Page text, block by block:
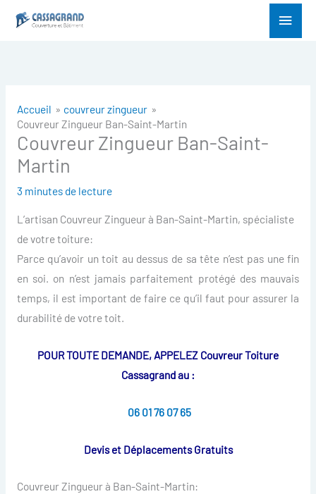
Menu
Accueil
couvreur zingueur
Couvreur Zingueur Ban-Saint-Martin
Couvreur Zingueur Ban-Saint-
Martin
3 minutes de lecture
L’artisan Couvreur Zingueur à Ban-Saint-Martin, spécialiste
de votre toiture:
Parce qu’avoir un toit au dessus de sa tête n’est pas une fin
en soi. on n’est jamais parfaitement protégé des mauvais
temps, il est important de faire ce qu’il faut pour assurer la
durabilité de votre toit.
POUR TOUTE DEMANDE, APPELEZ Couvreur Toiture
Cassagrand au :
06 01 76 07 65
Devis et Déplacements Gratuits
Couvreur Zingueur à Ban-Saint-Martin: